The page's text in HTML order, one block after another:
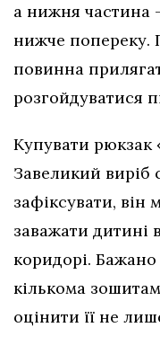
а нижня частина
нижче попереку.
повинна
розгойдуватися
Купувати рюкзак
Завеликий виріб
зафіксувати, він
заважати дитині
коридорі.
кількома
оцінити її не